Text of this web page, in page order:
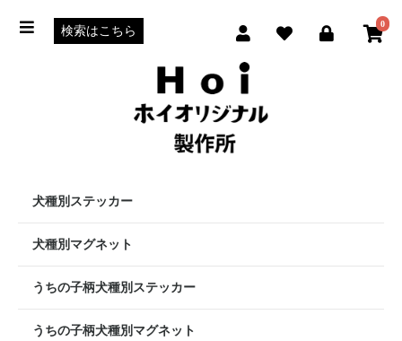
0
犬種別ステッカー
犬種別マグネット
うちの子柄犬種別ステッカー
うちの子柄犬種別マグネット